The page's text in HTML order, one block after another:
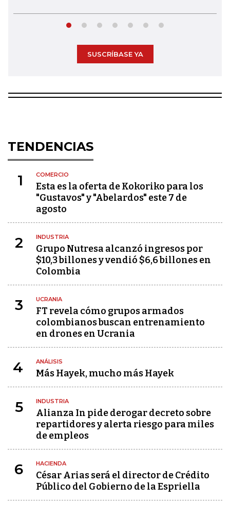
SUSCRÍBASE YA
TENDENCIAS
1 COMERCIO
Esta es la oferta de Kokoriko para los
"Gustavos" y "Abelardos" este 7 de
agosto
2 INDUSTRIA
Grupo Nutresa alcanzó ingresos por
$10,3 billones y vendió $6,6 billones en
Colombia
3 UCRANIA
FT revela cómo grupos armados
colombianos buscan entrenamiento
en drones en Ucrania
4 ANÁLISIS
Más Hayek, mucho más Hayek
5 INDUSTRIA
Alianza In pide derogar decreto sobre
repartidores y alerta riesgo para miles
de empleos
6 HACIENDA
César Arias será el director de Crédito
Público del Gobierno de la Espriella